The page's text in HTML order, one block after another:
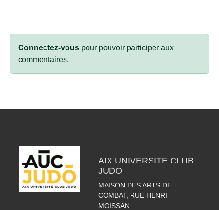
Connectez-vous pour pouvoir participer aux
commentaires.
AIX UNIVERSITE CLUB
JUDO
MAISON DES ARTS DE
COMBAT, RUE HENRI
MOISSAN